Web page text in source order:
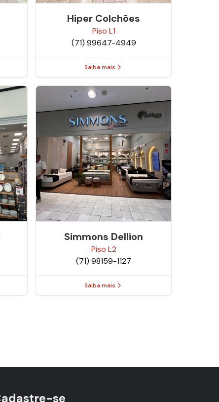
Hiper Colchões
Piso L1
(71) 99647-4949
Saiba mais
Simmons Dellion
Piso L2
(71) 98159-1127
Saiba mais
se